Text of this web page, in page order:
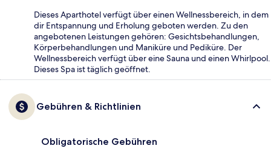
Dieses Aparthotel verfügt über einen Wellnessbereich, in dem
dir Entspannung und Erholung geboten werden. Zu den
angebotenen Leistungen gehören: Gesichtsbehandlungen,
Körperbehandlungen und Maniküre und Pediküre. Der
Wellnessbereich verfügt über eine Sauna und einen Whirlpool.
Dieses Spa ist täglich geöffnet.
Gebühren & Richtlinien
Obligatorische Gebühren